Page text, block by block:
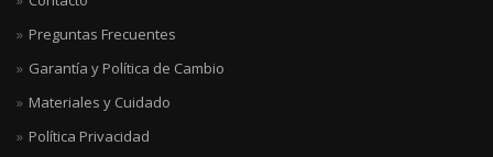
Preguntas Frecuentes
Garantía y Política de Cambio
Materiales y Cuidado
Política Privacidad